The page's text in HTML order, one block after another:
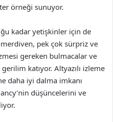
örneği sunuyor.
kadar yetişkinler için de
pek çok sürpriz ve
gereken bulmacalar ve
katıyor. Altyazılı izleme
daha iyi dalma imkanı
düşüncelerini ve